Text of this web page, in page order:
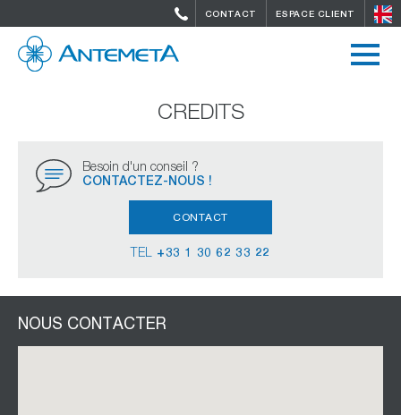
CONTACT ESPACE CLIENT
CREDITS
Besoin d'un conseil ?
CONTACTEZ-NOUS !
CONTACT
TEL +33 1 30 62 33 22
NOUS CONTACTER